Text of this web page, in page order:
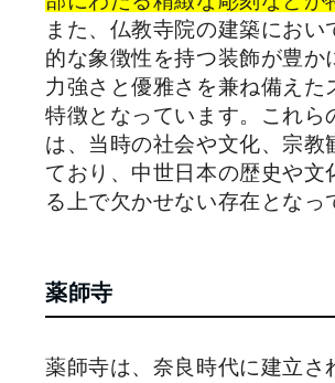
また、仏教寺院の建築におい
的な象徴性を持つ装飾が豊か
力強さと優雅さを兼ね備えた
特徴となっています。これら
は、当時の社会や文化、宗教
ており、中世日本の歴史や文
る上で欠かせない存在となっ
薬師寺
薬師寺は、奈良時代に建立さ